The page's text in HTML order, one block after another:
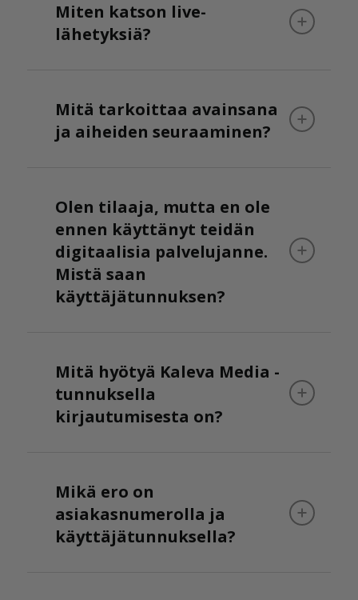
Miten katson live-
lähetyksiä?
Mitä tarkoittaa avainsana
ja aiheiden seuraaminen?
Olen tilaaja, mutta en ole
ennen käyttänyt teidän
digitaalisia palvelujanne.
Mistä saan
käyttäjätunnuksen?
Mitä hyötyä Kaleva Media -
tunnuksella
kirjautumisesta on?
Mikä ero on
asiakasnumerolla ja
käyttäjätunnuksella?